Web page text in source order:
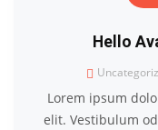
Hello
Lorem ipsum
elit. Vestibulum